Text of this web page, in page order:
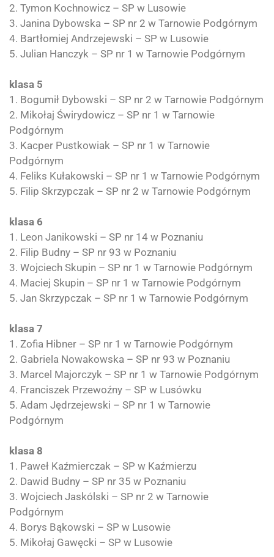
2. Tymon Kochnowicz – SP w Lusowie
3. Janina Dybowska – SP nr 2 w Tarnowie Podgórnym
4. Bartłomiej Andrzejewski – SP w Lusowie
5. Julian Hanczyk – SP nr 1 w Tarnowie Podgórnym
klasa 5
1. Bogumił Dybowski – SP nr 2 w Tarnowie Podgórnym
2. Mikołaj Świrydowicz – SP nr 1 w Tarnowie
Podgórnym
3. Kacper Pustkowiak – SP nr 1 w Tarnowie
Podgórnym
4. Feliks Kułakowski – SP nr 1 w Tarnowie Podgórnym
5. Filip Skrzypczak – SP nr 2 w Tarnowie Podgórnym
klasa 6
1. Leon Janikowski – SP nr 14 w Poznaniu
2. Filip Budny – SP nr 93 w Poznaniu
3. Wojciech Skupin – SP nr 1 w Tarnowie Podgórnym
4. Maciej Skupin – SP nr 1 w Tarnowie Podgórnym
5. Jan Skrzypczak – SP nr 1 w Tarnowie Podgórnym
klasa 7
1. Zofia Hibner – SP nr 1 w Tarnowie Podgórnym
2. Gabriela Nowakowska – SP nr 93 w Poznaniu
3. Marcel Majorczyk – SP nr 1 w Tarnowie Podgórnym
4. Franciszek Przewoźny – SP w Lusówku
5. Adam Jędrzejewski – SP nr 1 w Tarnowie
Podgórnym
klasa 8
1. Paweł Kaźmierczak – SP w Kaźmierzu
2. Dawid Budny – SP nr 35 w Poznaniu
3. Wojciech Jaskólski – SP nr 2 w Tarnowie
Podgórnym
4. Borys Bąkowski – SP w Lusowie
5. Mikołaj Gawęcki – SP w Lusowie